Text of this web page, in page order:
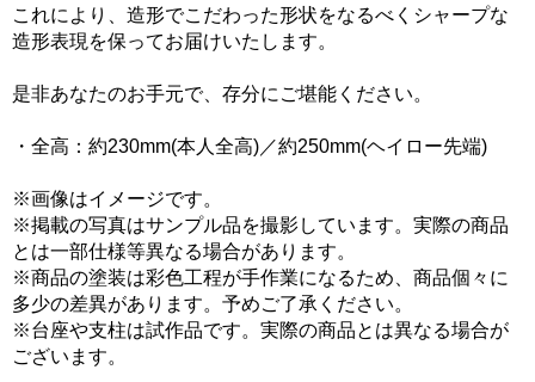
これにより、造形でこだわった形状をなるべくシャープな
造形表現を保ってお届けいたします。
是非あなたのお手元で、存分にご堪能ください。
・全高：約230mm(本人全高)／約250mm(ヘイロー先端)
※画像はイメージです。
※掲載の写真はサンプル品を撮影しています。実際の商品
とは一部仕様等異なる場合があります。
※商品の塗装は彩色工程が手作業になるため、商品個々に
多少の差異があります。予めご了承ください。
※台座や支柱は試作品です。実際の商品とは異なる場合が
ございます。